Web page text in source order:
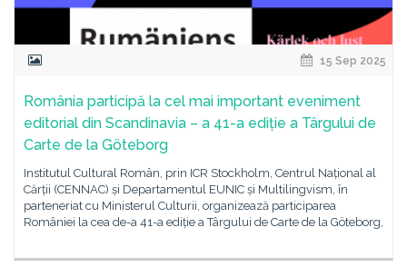
15 Sep 2025
România participă la cel mai important eveniment
editorial din Scandinavia – a 41-a ediție a Târgului de
Carte de la Göteborg
Institutul Cultural Român, prin ICR Stockholm, Centrul Național al
Cărții (CENNAC) și Departamentul EUNIC și Multilingvism, în
parteneriat cu Ministerul Culturii, organizează participarea
României la cea de-a 41-a ediție a Târgului de Carte de la Göteborg,